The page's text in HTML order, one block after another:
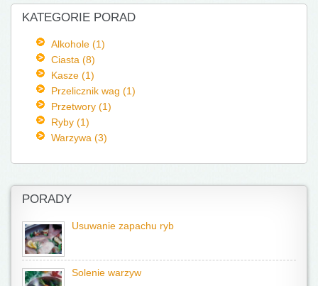
KATEGORIE PORAD
Alkohole (1)
Ciasta (8)
Kasze (1)
Przelicznik wag (1)
Przetwory (1)
Ryby (1)
Warzywa (3)
PORADY
Usuwanie zapachu ryb
Solenie warzyw